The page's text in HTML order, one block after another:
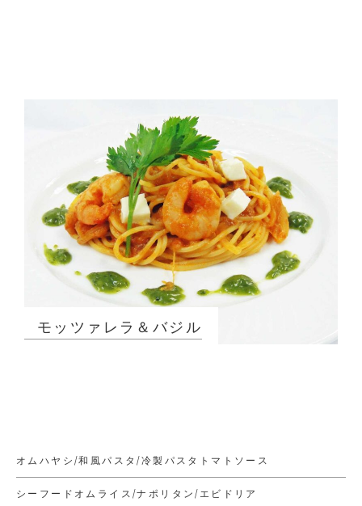
モッツァレラ＆バジル
オムハヤシ/和風パスタ/冷製パスタトマトソース
シーフードオムライス/ナポリタン/エビドリア